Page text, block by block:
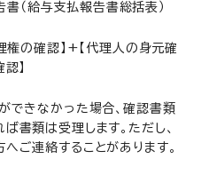
（給与支払報告書総括表）
権の確認】+【代理人の身元確
】
できなかった場合、確認書類
書類は受理します。ただし、
ご連絡することがあります。